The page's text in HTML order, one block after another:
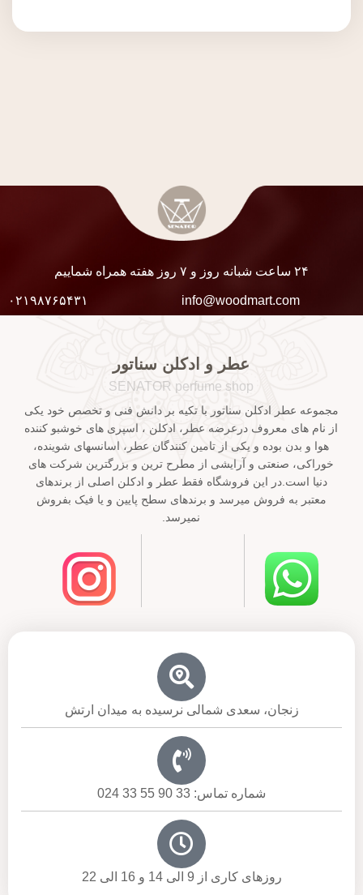
۲۴ ساعت شبانه روز و ۷ روز هفته همراه شماییم
info@woodmart.com ۰۲۱۹۸۷۶۵۴۳۱
عطر و ادکلن سناتور
SENATOR perfume shop
مجموعه عطر ادکلن سناتور با تکیه بر دانش فنی و تخصص خود یکی
از نام های معروف درعرضه عطر، ادکلن ، اسپری های خوشبو کننده
هوا و بدن بوده و یکی از تامین کنندگان عطر، اسانسهای شوینده،
خوراکی، صنعتی و آرایشی از مطرح ترین و بزرگترین شرکت های
دنیا است.در این فروشگاه فقط عطر و ادکلن اصلی از برندهای
معتبر به فروش میرسد و برندهای سطح پایین و یا فیک بفروش
نمیرسد.
زنجان، سعدی شمالی نرسیده به میدان ارتش
شماره تماس: 33 90 55 33 024
روزهای کاری از 9 الی 14 و 16 الی 22